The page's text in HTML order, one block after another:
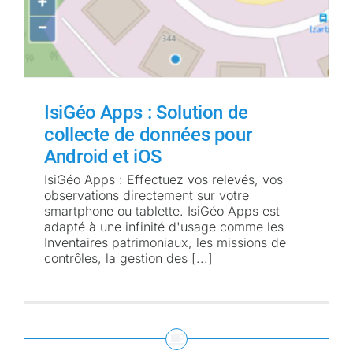
IsiGéo Apps : Solution de
collecte de données pour
Android et iOS
IsiGéo Apps : Effectuez vos relevés, vos
observations directement sur votre
smartphone ou tablette. IsiGéo Apps est
adapté à une infinité d'usage comme les
Inventaires patrimoniaux, les missions de
contrôles, la gestion des [...]